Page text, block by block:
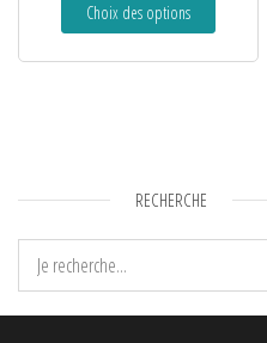
Choix des options
RECHERCHE